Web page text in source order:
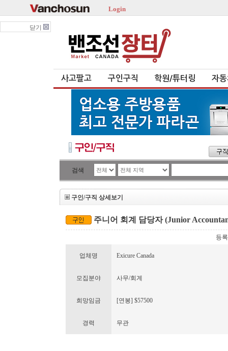
Login
닫기
사고팔고 구인구직 학원/튜터링 자
검색
구인/구직 상세보기
주니어 회계 담당자 (Junior
등
업체명 Exicure Canada
모집분야 사무/회계
희망임금 [연봉] $57500
경력 무관